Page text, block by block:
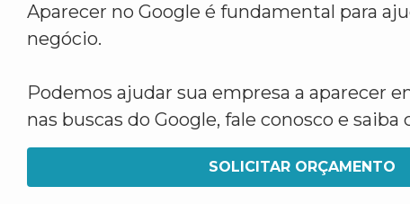
Aparecer no Google é fundamental para
negócio.
Podemos ajudar sua empresa a aparecer
nas buscas do Google, fale conosco e saiba
SOLICITAR ORÇAMENTO